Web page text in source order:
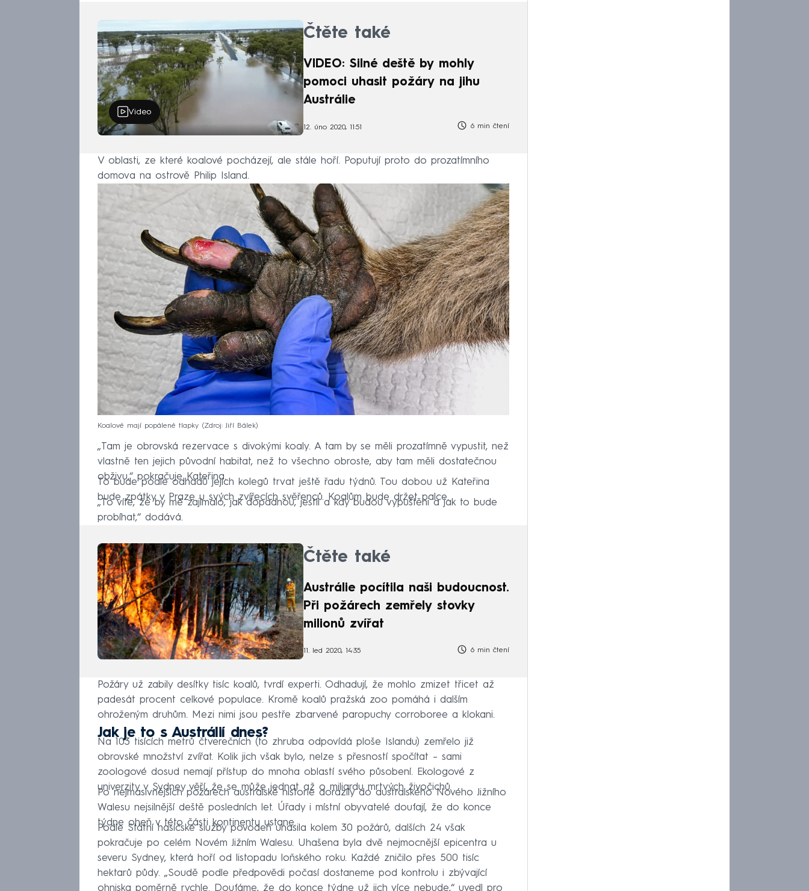
Video
Čtěte také
VIDEO: Silné deště by mohly
pomoci uhasit požáry na jihu
Austrálie
12. úno 2020, 11:51 6 min čtení
V oblasti, ze které koalové pocházejí, ale stále hoří. Poputují proto do prozatímního
domova na ostrově Philip Island.
Koalové mají popálené tlapky Zdroj: Jiří Bálek
„Tam je obrovská rezervace s divokými koaly. A tam by se měli prozatímně vypustit, než
vlastně ten jejich původní habitat, než to všechno obroste, aby tam měli dostatečnou
obživu,“ pokračuje Kateřina.
To bude podle odhadů jejích kolegů trvat ještě řadu týdnů. Tou dobou už Kateřina
bude zpátky v Praze u svých zvířecích svěřenců. Koalům bude držet palce.
„To víte, že by mě zajímalo, jak dopadnou, jestli a kdy budou vypuštěni a jak to bude
probíhat,“ dodává.
Čtěte také
Austrálie pocítila naši budoucnost.
Při požárech zemřely stovky
milionů zvířat
11. led 2020, 14:35 6 min čtení
Požáry už zabily desítky tisíc koalů, tvrdí experti. Odhadují, že mohlo zmizet třicet až
padesát procent celkové populace. Kromě koalů pražská zoo pomáhá i dalším
ohroženým druhům. Mezi nimi jsou pestře zbarvené paropuchy corroboree a klokani.
Jak je to s Austrálií dnes?
Na 103 tisících metrů čtverečních (to zhruba odpovídá ploše Islandu) zemřelo již
obrovské množství zvířat. Kolik jich však bylo, nelze s přesností spočítat – sami
zoologové dosud nemají přístup do mnoha oblastí svého působení. Ekologové z
univerzity v Sydney věří, že se může jednat až o miliardu mrtvých živočichů.
Po nejmasivnějších požárech australské historie dorazily do australského Nového Jižního
Walesu nejsilnější deště posledních let. Úřady i místní obyvatelé doufají, že do konce
týdne oheň v této části kontinentu ustane.
Podle Státní hasičské služby povodeň uhasila kolem 30 požárů, dalších 24 však
pokračuje po celém Novém Jižním Walesu. Uhašena byla dvě nejmocnější epicentra u
severu Sydney, která hoří od listopadu loňského roku. Každé zničilo přes 500 tisíc
hektarů půdy. „Soudě podle předpovědi počasí dostaneme pod kontrolu i zbývající
ohniska poměrně rychle. Doufáme, že do konce týdne už jich více nebude,“ uvedl pro